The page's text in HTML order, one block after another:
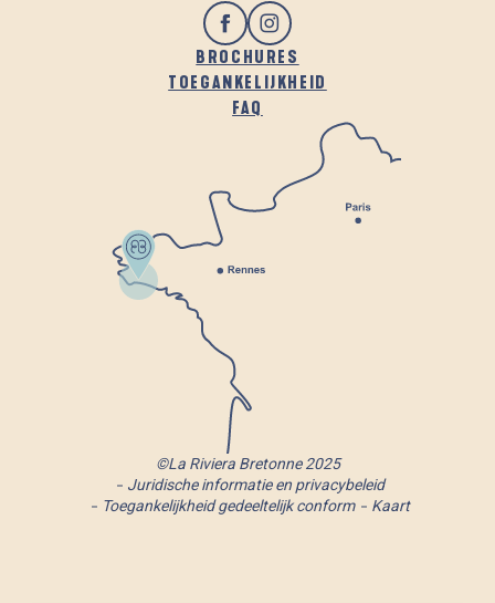
BROCHURES
TOEGANKELIJKHEID
FAQ
©La Riviera Bretonne 2025
Juridische informatie en privacybeleid
Toegankelijkheid gedeeltelijk conform
Kaart